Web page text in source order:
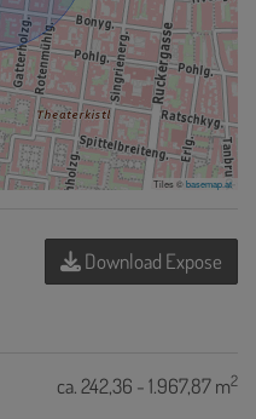
Tiles ©basemap.at
Download Expose
ca. 242,36 - 1.967,87 m2